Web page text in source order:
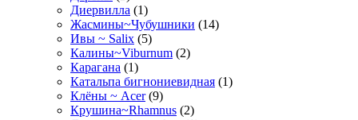
Диервилла (1)
Жасмины~Чубушники (14)
Ивы ~ Salix (5)
Калины~Viburnum (2)
Карагана (1)
Катальпа бигнониевидная (1)
Клёны ~ Acer (9)
Крушина~Rhamnus (2)